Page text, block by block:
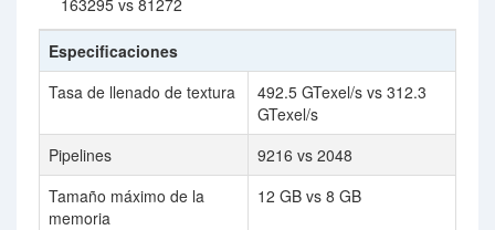
163295 vs 81272
Especificaciones
Tasa de llenado de textura
492.5 GTexel/s vs 312.3
GTexel/s
Pipelines
9216 vs 2048
Tamaño máximo de la
memoria
12 GB vs 8 GB